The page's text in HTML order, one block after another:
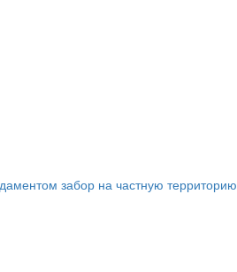
забор на частную территорию